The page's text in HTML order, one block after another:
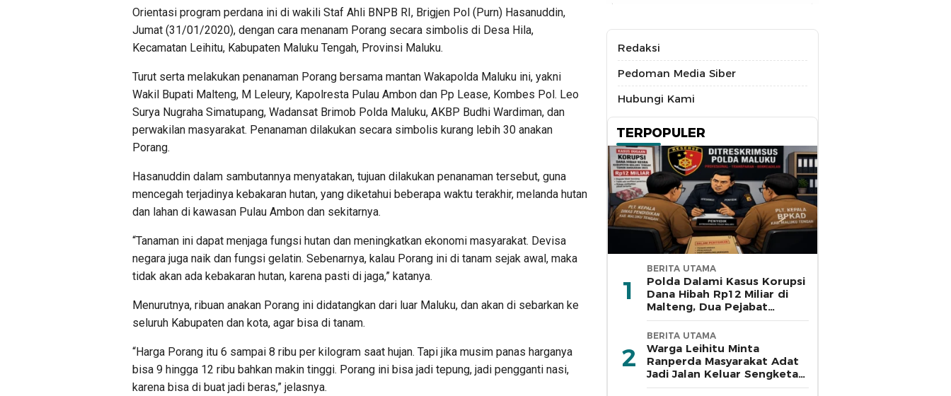
Orientasi program perdana ini di wakili Staf Ahli BNPB RI, Brigjen Pol (Purn) Hasanuddin,
Jumat (31/01/2020), dengan cara menanam Porang secara simbolis di Desa Hila,
Kecamatan Leihitu, Kabupaten Maluku Tengah, Provinsi Maluku.
Turut serta melakukan penanaman Porang bersama mantan Wakapolda Maluku ini, yakni
Wakil Bupati Malteng, M Leleury, Kapolresta Pulau Ambon dan Pp Lease, Kombes Pol. Leo
Surya Nugraha Simatupang, Wadansat Brimob Polda Maluku, AKBP Budhi Wardiman, dan
perwakilan masyarakat. Penanaman dilakukan secara simbolis kurang lebih 30 anakan
Porang.
Hasanuddin dalam sambutannya menyatakan, tujuan dilakukan penanaman tersebut, guna
mencegah terjadinya kebakaran hutan, yang diketahui beberapa waktu terakhir, melanda hutan
dan lahan di kawasan Pulau Ambon dan sekitarnya.
“Tanaman ini dapat menjaga fungsi hutan dan meningkatkan ekonomi masyarakat. Devisa
negara juga naik dan fungsi gelatin. Sebenarnya, kalau Porang ini di tanam sejak awal, maka
tidak akan ada kebakaran hutan, karena pasti di jaga,” katanya.
Menurutnya, ribuan anakan Porang ini didatangkan dari luar Maluku, dan akan di sebarkan ke
seluruh Kabupaten dan kota, agar bisa di tanam.
“Harga Porang itu 6 sampai 8 ribu per kilogram saat hujan. Tapi jika musim panas harganya
bisa 9 hingga 12 ribu bahkan makin tinggi. Porang ini bisa jadi tepung, jadi pengganti nasi,
karena bisa di buat jadi beras,” jelasnya.
Redaksi
Pedoman Media Siber
Hubungi Kami
TERPOPULER
1
BERITA UTAMA
Polda Dalami Kasus Korupsi
Dana Hibah Rp12 Miliar di
Malteng, Dua Pejabat
Pemkab Diperiksa
2
BERITA UTAMA
Warga Leihitu Minta
Ranperda Masyarakat Adat
Jadi Jalan Keluar Sengketa
Enam Dusun Tanjung Sial